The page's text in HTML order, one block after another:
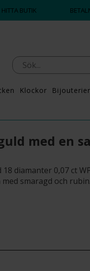
HITTA BUTIK
Klockor Bijouterier
med en
diamanter 0,07 ct
smaragd och rubin.